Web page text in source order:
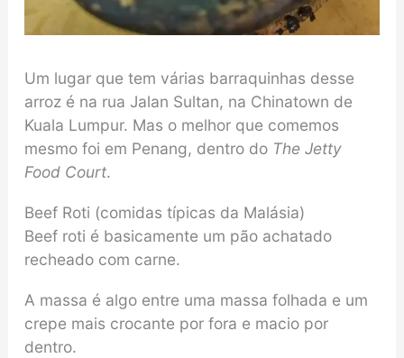
Um lugar que tem várias barraquinhas desse
arroz é na rua Jalan Sultan, na Chinatown de
Kuala Lumpur. Mas o melhor que comemos
mesmo foi em Penang, dentro do The Jetty
Food Court.
Beef Roti (comidas típicas da Malásia)
Beef roti é basicamente um pão achatado
recheado com carne.
A massa é algo entre uma massa folhada e um
crepe mais crocante por fora e macio por
dentro.